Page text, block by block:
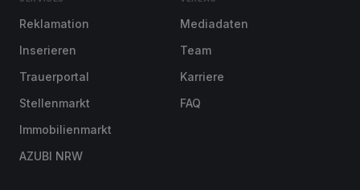
Reklamation
Inserieren
Trauerportal
Stellenmarkt
Immobilienmarkt
AZUBI NRW
Mediadaten
Team
Karriere
FAQ